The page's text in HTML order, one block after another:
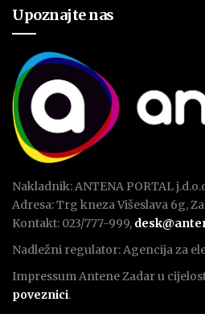
Upoznajte nas
Nakladnik: ANTENA PORTAL
Adresa: Trg kneza Višeslava 6g,
Kontakt: 023/777-999,
Nadležni regulator: Agencija za
Impressum Antene Zadar u
poveznici.